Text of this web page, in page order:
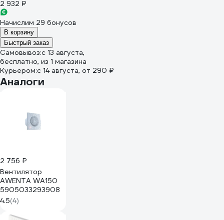
2 932 ₽
Начислим 29 бонусов
В корзину
Быстрый заказ
Самовывоз:c 13 августа,
бесплатно, из 1 магазина
Курьером:c 14 августа, от 290 ₽
Аналоги
2 756 ₽
Вентилятор
AWENTA WA150
5905033293908
4.5(4)